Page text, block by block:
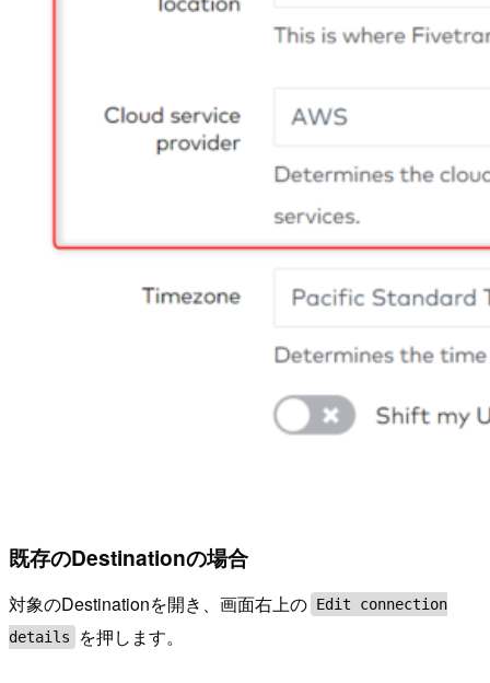
既存のDestinationの場合
対象のDestinationを開き、画面右上の Edit connection
details
を押します。